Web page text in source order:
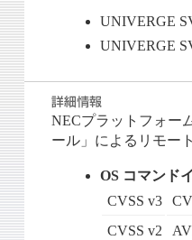
UNIVERGE
UNIVERGE
NECプラットフォー
ール」によるリモー
OS コマンド
CVSS v3
CVSS v2